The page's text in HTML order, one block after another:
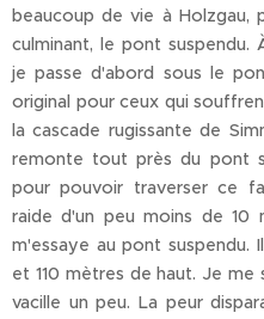
beaucoup de vie à Holzgau,
culminant, le pont suspendu.
je passe d'abord sous le
original pour ceux qui
la cascade rugissante de
remonte tout près du pont
pour pouvoir traverser ce
raide d'un peu moins de 10
m'essaye au pont suspendu.
et 110 mètres de haut. Je me
vacille un peu. La peur